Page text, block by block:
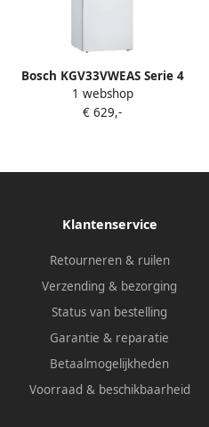
Bosch KGV33VWEAS Serie 4
Koel-vriescombinatie
1 webshop
€ 629,-
Klantenservice
Retourneren & ruilen
Verzending & bezorging
Status van bestelling
Garantie & reparatie
Betaalmogelijkheden
Voorraad & beschikbaarheid